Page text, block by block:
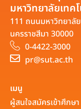
มหาวิทยาลัยเทค
111 ถนนมหาวิทยาลั
นครราชสีมา 30000
0-4422-3000
pr@sut.ac.th
เมนู
ผู้สนใจสมัครเข้าศึกษา